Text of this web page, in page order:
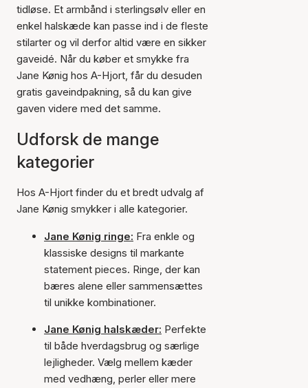
tidløse. Et armbånd i sterlingsølv eller en
enkel halskæde kan passe ind i de fleste
stilarter og vil derfor altid være en sikker
gaveidé. Når du køber et smykke fra
Jane Kønig hos A-Hjort, får du desuden
gratis gaveindpakning, så du kan give
gaven videre med det samme.
Udforsk de mange
kategorier
Hos A-Hjort finder du et bredt udvalg af
Jane Kønig smykker i alle kategorier.
Jane Kønig ringe: Fra enkle og
klassiske designs til markante
statement pieces. Ringe, der kan
bæres alene eller sammensættes
til unikke kombinationer.
Jane Kønig halskæder: Perfekte
til både hverdagsbrug og særlige
lejligheder. Vælg mellem kæder
med vedhæng, perler eller mere